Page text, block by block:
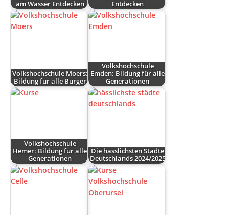
am Wasser Entdecken
Entdecken
Volkshochschule Moers:
Bildung für alle Bürger
Volkshochschule
Emden: Bildung für alle
Generationen
Volkshochschule
Hemer: Bildung für alle
Generationen
Die hässlichsten Städte
Deutschlands 2024/2025